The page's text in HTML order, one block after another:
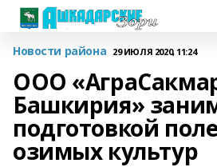
Новости района 29 ИЮЛЯ 2020, 11:24
ООО
Башкирия»
подготовкой
озимых культур